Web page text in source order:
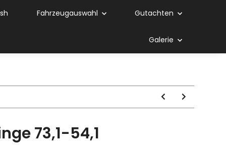
Fahrzeugauswahl Gutachten
Galerie
73,1-54,1